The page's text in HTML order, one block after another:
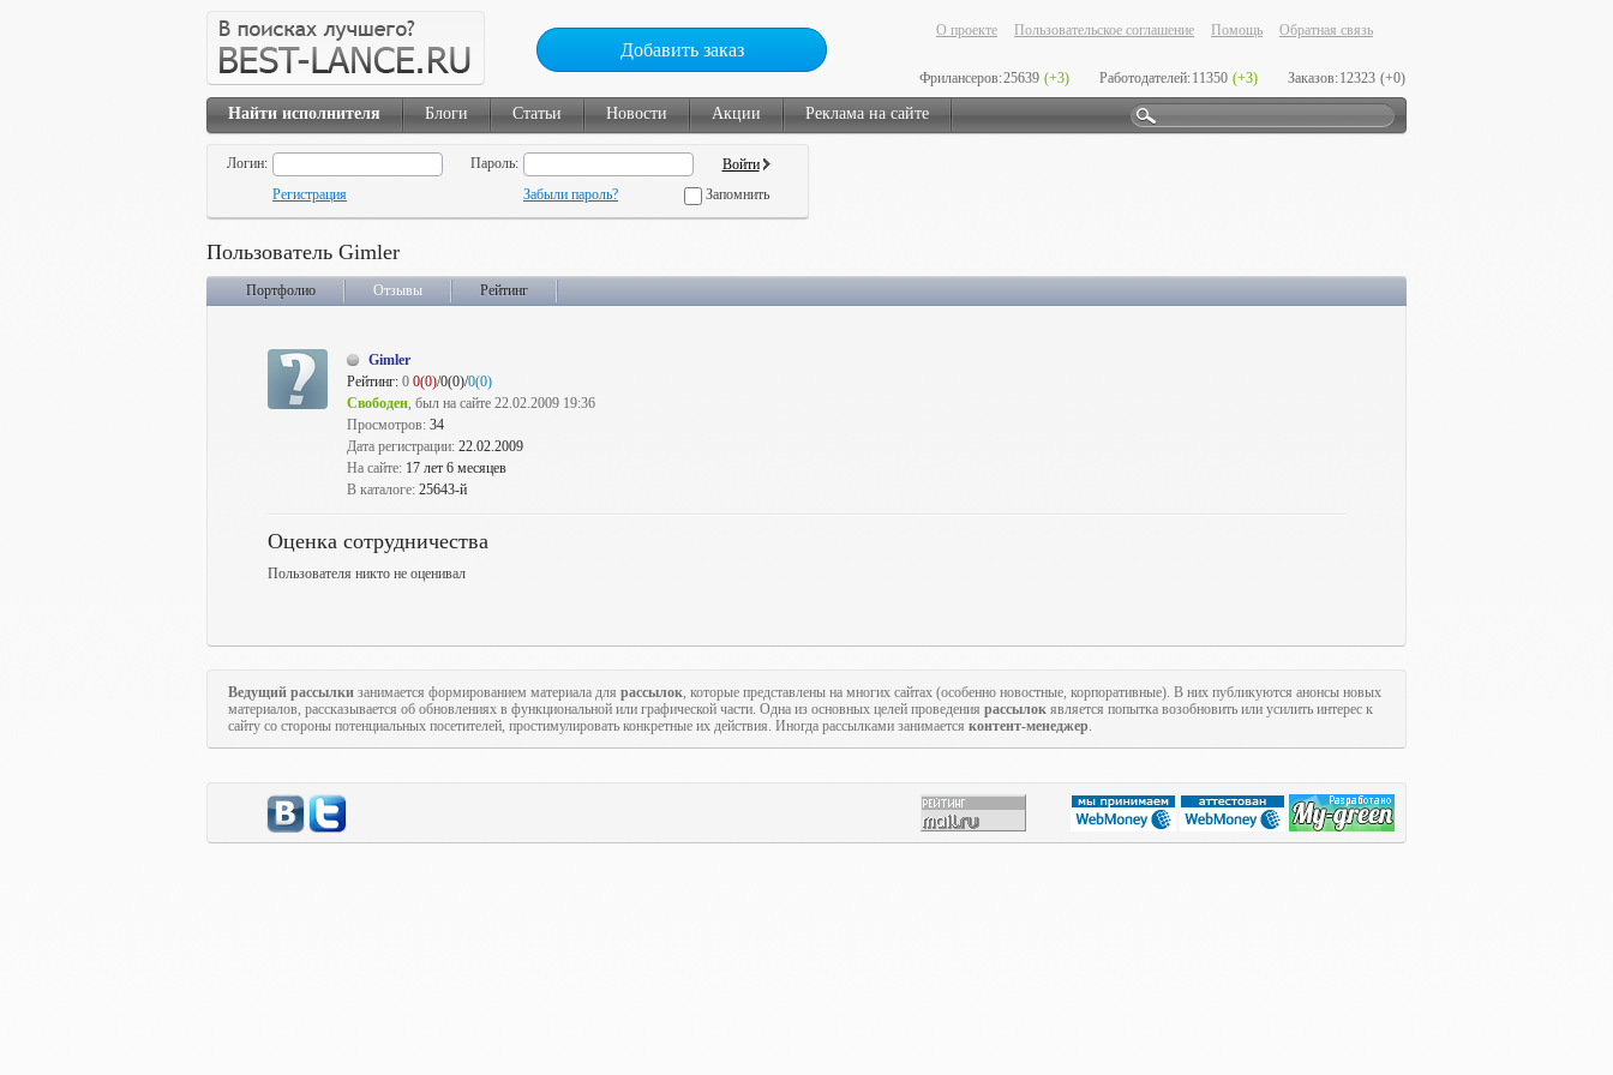
Добавить заказ
О проекте Пользовательское соглашение Помощь Обратная связь
Фрилансеров:25639 (+3) Работодателей:11350 (+3) Заказов:12323 (+0)
Найти исполнителя Блоги Статьи Новости Акции Реклама на сайте
Логин:
Пароль:
Регистрация
Забыли пароль? Запомнить
Пользователь Gimler
Портфолио Отзывы Рейтинг
Gimler
Рейтинг: 0 0(0)/0(0)/0(0)
Свободен, был на сайте 22.02.2009 19:36
Просмотров: 34
Дата регистрации: 22.02.2009
На сайте: 17 лет 6 месяцев
В каталоге: 25643-й
Оценка сотрудничества
Пользователя никто не оценивал
Ведущий рассылки занимается формированием материала для рассылок, которые представлены на многих сайтах (особенно новостные, корпоративные). В них публикуются анонсы новых
материалов, рассказывается об обновлениях в функциональной или графической части. Одна из основных целей проведения рассылок является попытка возобновить или усилить интерес к
сайту со стороны потенциальных посетителей, простимулировать конкретные их действия. Иногда рассылками занимается контент-менеджер.